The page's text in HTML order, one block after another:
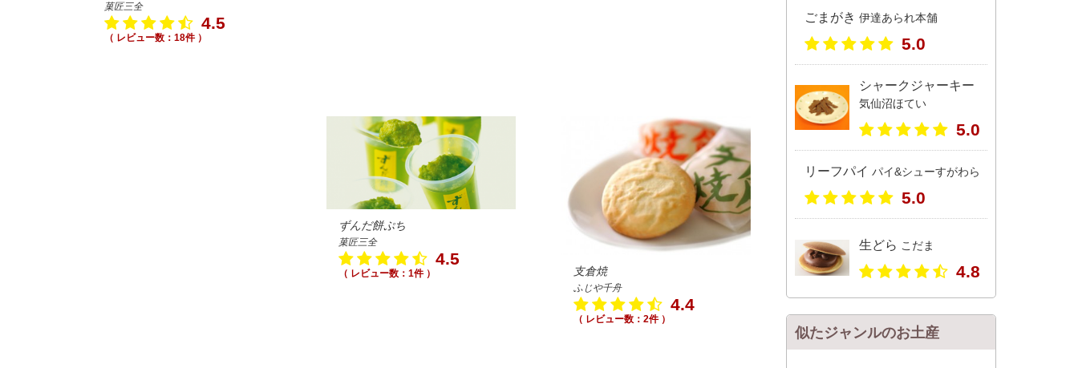
菓匠三全
4.5
（ レビュー数：18件 ）
ずんだ餅ぷち
菓匠三全
4.5
（ レビュー数：1件 ） 支倉焼
ふじや千舟
4.4
（ レビュー数：2件 ）
ごまがき 伊達あられ本舗
5.0
シャークジャーキー
気仙沼ほてい
5.0
リーフパイ パイ&シューすがわら
5.0
生どら こだま
4.8
似たジャンルのお土産